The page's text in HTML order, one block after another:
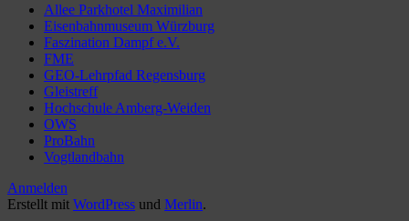
Allee Parkhotel Maximilian
Eisenbahnmuseum Würzburg
Faszination Dampf e.V.
FME
GEO-Lehrpfad Regensburg
Gleistreff
Hochschule Amberg-Weiden
OWS
ProBahn
Vogtlandbahn
Anmelden
Erstellt mit WordPress und Merlin.